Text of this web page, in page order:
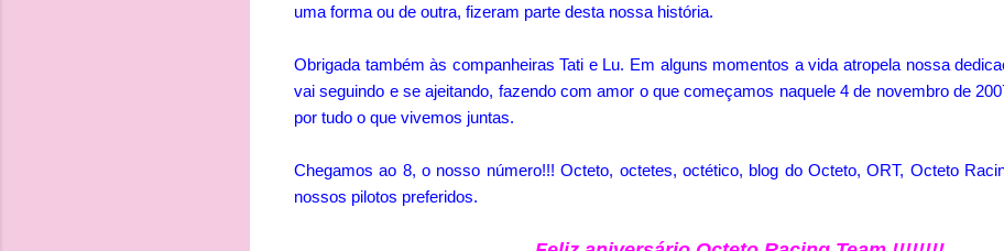
uma forma ou de outra, fizeram parte desta nossa história.
Obrigada também às companheiras Tati e Lu. Em alguns momentos a vida atropela nossa
vai seguindo e se ajeitando, fazendo com amor o que começamos naquele 4 de novembro de
por tudo o que vivemos juntas.
Chegamos ao 8, o nosso número!!! Octeto, octetes, octético, blog do Octeto, ORT, Octeto
nossos pilotos preferidos.